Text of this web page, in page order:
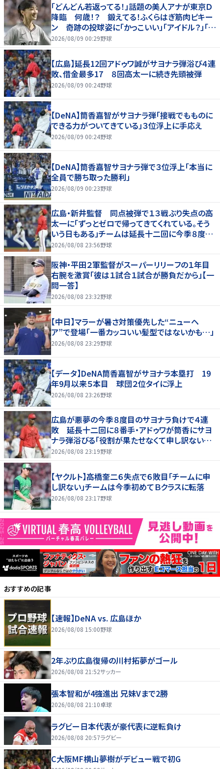
「どんどん若返ってる！」話題の美人アナが東京Ｄ
降臨 何歳！？ 鍛えてる！ふくらはぎ筋肉ピキー
ン 奇跡の投球姿に「かっこいい」「アイドル？」「女
神」
2026/08/09 00:29野球
【広島】延長12回アドゥワ誠がサヨナラ弾浴び４連
敗、借金最多17 ８回高太一に続き先頭被弾
2026/08/09 00:24野球
【DeNA】筒香嘉智がサヨナラ弾「接戦でもものに
できる力がついてきている」３位浮上に手応え
2026/08/09 00:24野球
【DeNA】筒香嘉智サヨナラ弾で３位浮上「本当に
全員で勝ち取った勝利」
2026/08/09 00:23野球
広島・新井監督 同点被弾で１３戦ぶり失点の高
太一に「ずっとゼロで帰ってきてくれている。そう
いう日もある」チームは延長十二回に今季８度目
サヨナラ負け
2026/08/08 23:56野球
阪神・平田２軍監督がスーパーリリーフの１年目
右腕を激賞「彼は１試合１試合が勝負だから」【一
問一答】
2026/08/08 23:32野球
【中日】マラーが暑さ対策優先した“ニューヘ
ア”で登場「一番カッコいい髪型ではないかも…」
2026/08/08 23:29野球
【データ】DeNA筒香嘉智がサヨナラ本塁打 19
年9月以来５本目 球団２位タイに浮上
2026/08/08 23:26野球
広島が悪夢の今季８度目のサヨナラ負けで４連
敗 延長十二回に８番手・アドゥワが筒香にサヨ
ナラ弾浴びる「役割が果たせなくて申し訳ないで
す」
2026/08/08 23:19野球
【ヤクルト】高橋奎二６失点で６敗目「チームに申
し訳ない」チームは今季初めてＢクラスに転落
2026/08/08 23:17野球
おすすめの記事
【速報】DeNA vs. 広島ほか
2026/08/08 15:00野球
2年ぶり広島復帰の川村拓夢がゴール
2026/08/08 21:52サッカー
張本智和が4強進出 兄妹Vまで2勝
2026/08/08 21:10卓球
ラグビー日本代表が豪代表に逆転負け
2026/08/08 20:57ラグビー
C大阪MF横山夢樹がデビュー戦で初G